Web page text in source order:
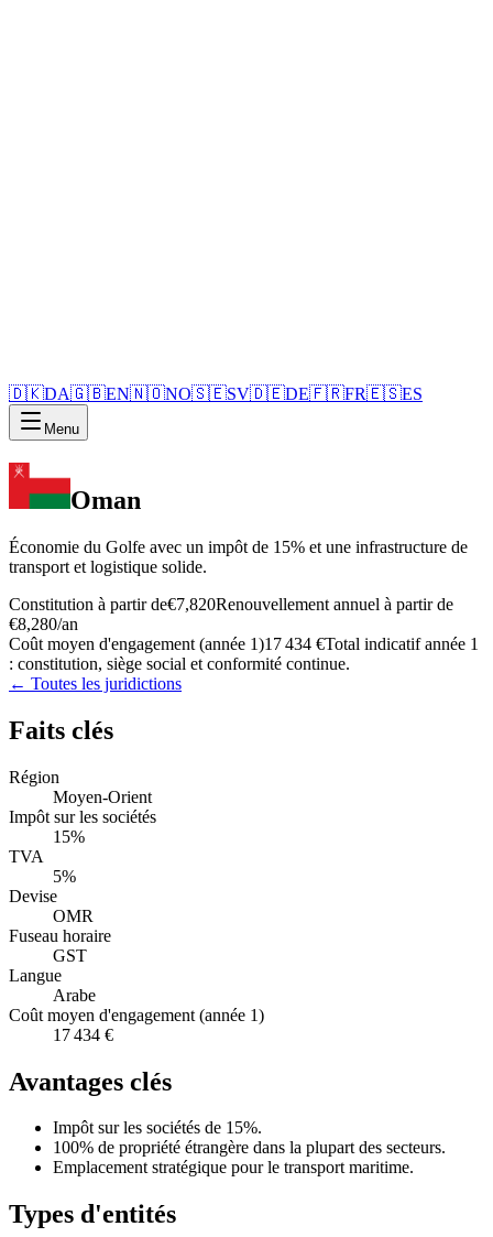
🇩🇰DA🇬🇧EN🇳🇴NO🇸🇪SV🇩🇪DE🇫🇷FR🇪🇸ES
Menu
Oman
Économie du Golfe avec un impôt de 15% et une infrastructure de
transport et logistique solide.
Constitution à partir de€7,820Renouvellement annuel à partir de
€8,280/an
Coût moyen d'engagement (année 1)17 434 €Total indicatif année 1
: constitution, siège social et conformité continue.
← Toutes les juridictions
Faits clés
Région
Moyen-Orient
Impôt sur les sociétés
15%
TVA
5%
Devise
OMR
Fuseau horaire
GST
Langue
Arabe
Coût moyen d'engagement (année 1)
17 434 €
Avantages clés
Impôt sur les sociétés de 15%.
100% de propriété étrangère dans la plupart des secteurs.
Emplacement stratégique pour le transport maritime.
Types d'entités